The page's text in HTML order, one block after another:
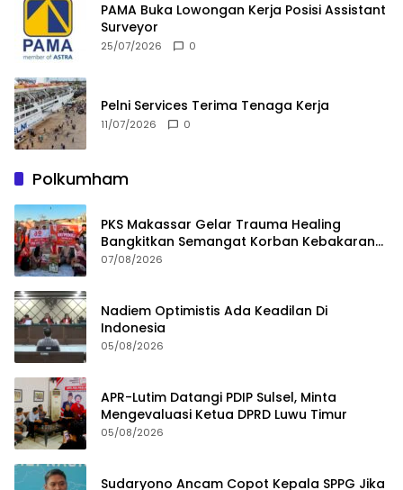
PAMA Buka Lowongan Kerja Posisi Assistant
Surveyor
25/07/2026 0
Pelni Services Terima Tenaga Kerja
11/07/2026 0
Polkumham
PKS Makassar Gelar Trauma Healing
Bangkitkan Semangat Korban Kebakaran
Tallo
07/08/2026
Nadiem Optimistis Ada Keadilan Di
Indonesia
05/08/2026
APR-Lutim Datangi PDIP Sulsel, Minta
Mengevaluasi Ketua DPRD Luwu Timur
05/08/2026
Sudaryono Ancam Copot Kepala SPPG Jika